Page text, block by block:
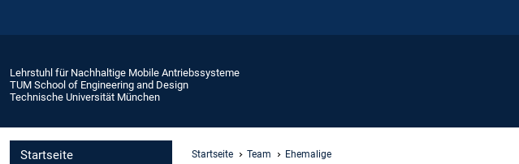
Lehrstuhl für Nachhaltige Mobile Antriebssysteme
TUM School of Engineering and Design
Technische Universität München
Startseite Startseite Team Ehemalige